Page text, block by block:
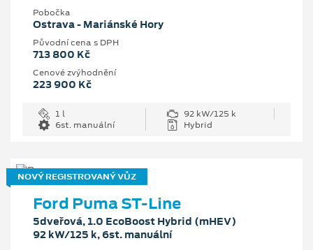
Pobočka
Ostrava - Mariánské Hory
Původní cena s DPH
713 800 Kč
Cenové zvýhodnění
223 900 Kč
1 l
92 kW/125 k
6st. manuální
Hybrid
NOVÝ REGISTROVANÝ VŮZ
Ford Puma ST-Line
5dveřová, 1.0 EcoBoost Hybrid (mHEV)
92 kW/125 k, 6st. manuální